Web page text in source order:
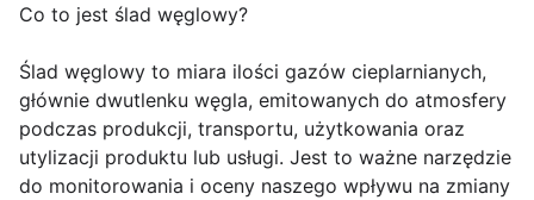
Co to jest ślad węglowy?
Ślad węglowy to miara ilości gazów cieplarnianych,
głównie dwutlenku węgla, emitowanych do atmosfery
podczas produkcji, transportu, użytkowania oraz
utylizacji produktu lub usługi. Jest to ważne narzędzie
do monitorowania i oceny naszego wpływu na zmiany